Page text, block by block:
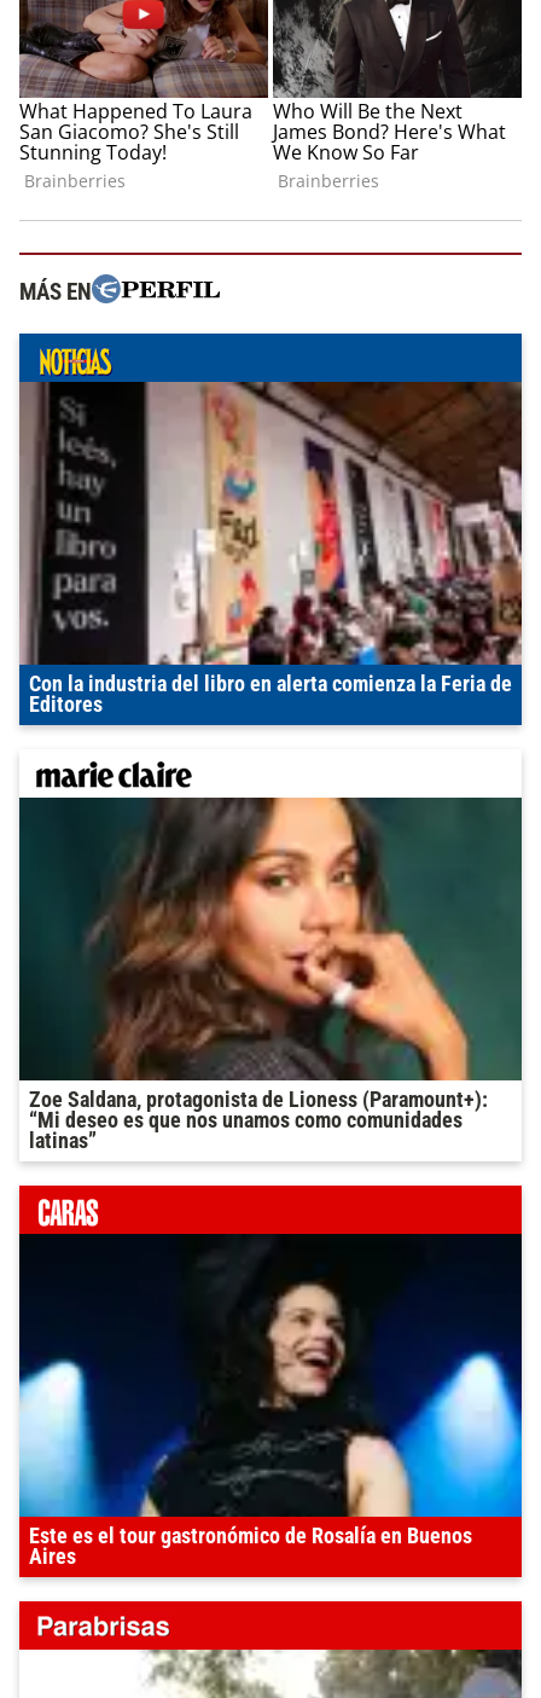
MÁS EN
Con la industria del libro en alerta comienza la Feria de
Editores
Zoe Saldana, protagonista de Lioness (Paramount+):
“Mi deseo es que nos unamos como comunidades
latinas”
Este es el tour gastronómico de Rosalía en Buenos
Aires